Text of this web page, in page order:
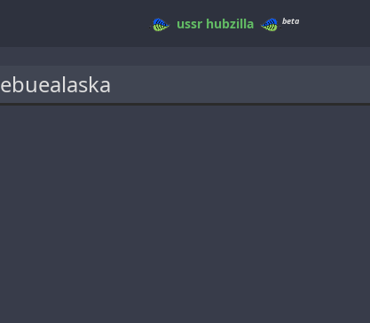
ussr hubzilla beta